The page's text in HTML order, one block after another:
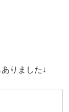
りました↓